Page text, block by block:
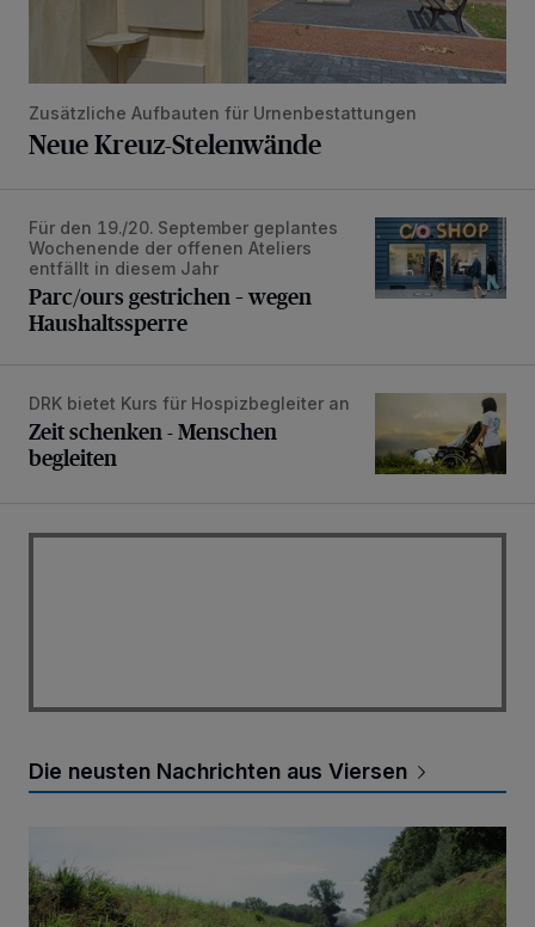
Zusätzliche Aufbauten für Urnenbestattungen
Neue Kreuz-Stelenwände
Parc/ours gestrichen – wegen Haushaltssperre
Für den 19./20. September geplantes
Wochenende der offenen Ateliers
entfällt in diesem Jahr
Parc/ours gestrichen – wegen
Haushaltssperre
Zeit schenken - Menschen begleiten
DRK bietet Kurs für Hospizbegleiter an
Zeit schenken - Menschen
begleiten
Die neusten Nachrichten aus Viersen